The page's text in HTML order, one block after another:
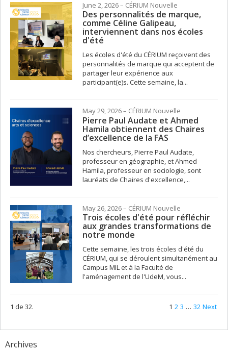
June 2, 2026– CÉRIUM Nouvelle
Des personnalités de marque,
comme Céline Galipeau,
interviennent dans nos écoles
d'été
Les écoles d'été du CÉRIUM reçoivent des
personnalités de marque qui acceptent de
partager leur expérience aux
participant(e)s. Cette semaine, la...
May 29, 2026– CÉRIUM Nouvelle
Pierre Paul Audate et Ahmed
Hamila obtiennent des Chaires
d’excellence de la FAS
Nos chercheurs, Pierre Paul Audate,
professeur en géographie, et Ahmed
Hamila, professeur en sociologie, sont
lauréats de Chaires d'excellence,...
May 26, 2026– CÉRIUM Nouvelle
Trois écoles d'été pour réfléchir
aux grandes transformations de
notre monde
Cette semaine, les trois écoles d'été du
CÉRIUM, qui se déroulent simultanément au
Campus MIL et à la Faculté de
l'aménagement de l'UdeM, vous...
1 de 32. 1 2 3 … 32 Next
Archives